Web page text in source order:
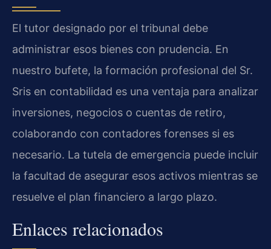
El tutor designado por el tribunal debe
administrar esos bienes con prudencia. En
nuestro bufete, la formación profesional del Sr.
Sris en contabilidad es una ventaja para analizar
inversiones, negocios o cuentas de retiro,
colaborando con contadores forenses si es
necesario. La tutela de emergencia puede incluir
la facultad de asegurar esos activos mientras se
resuelve el plan financiero a largo plazo.
Enlaces relacionados